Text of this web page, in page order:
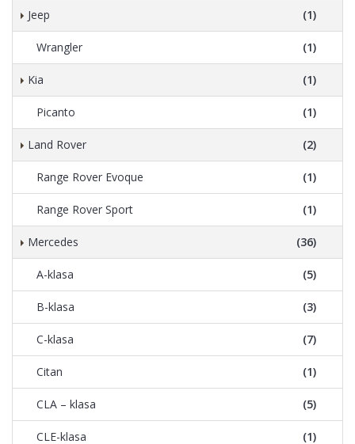
Jeep (1)
Wrangler (1)
Kia (1)
Picanto (1)
Land Rover (2)
Range Rover Evoque (1)
Range Rover Sport (1)
Mercedes (36)
A-klasa (5)
B-klasa (3)
C-klasa (7)
Citan (1)
CLA – klasa (5)
CLE-klasa (1)